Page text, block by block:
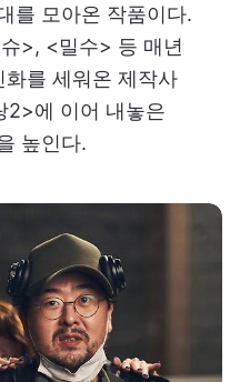
를 모아온 작품이다.
>, <밀수> 등 매년
를 세워온 제작사
2>에 이어 내놓은
높인다.